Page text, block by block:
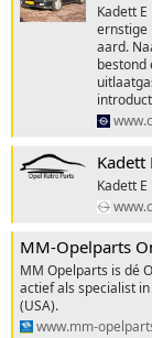
Kadett
ernstige
aard.
bestond
Kadett
Kadett E
MM-Opelparts
MM Opelparts is dé
actief als specialist
(USA).
www.mm-